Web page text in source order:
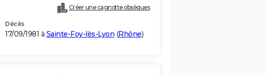
Créer une cagnotte obsèques
Décès
17/09/1981 à Sainte-Foy-lès-Lyon (Rhône)